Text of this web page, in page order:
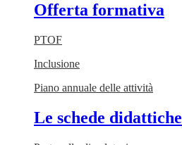
Offerta formativa
PTOF
Inclusione
Piano annuale delle attività
Le schede didattiche